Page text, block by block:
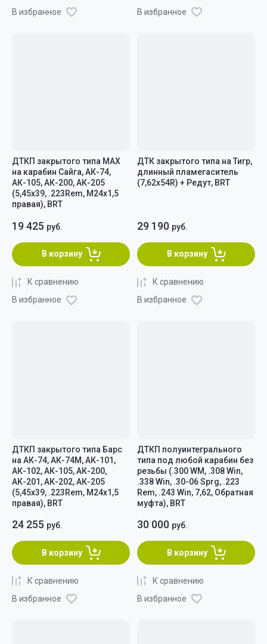
В избранное В избранное
ДТКП закрытого типа MAX
на карабин Сайга, АК-74,
АК-105, АК-200, АК-205
(5,45x39, .223Rem, M24x1,5
правая), BRT
19 425 руб.
В корзину
К сравнению
В избранное
ДТК закрытого типа на Тигр,
длинный пламегаситель
(7,62x54R) + Редут, BRT
29 190 руб.
В корзину
К сравнению
В избранное
ДТКП закрытого типа Барс
на АК-74, АК-74М, АК-101,
АК-102, АК-105, АК-200,
АК-201, АК-202, АК-205
(5,45x39, .223Rem, M24x1,5
правая), BRT
24 255 руб.
В корзину
К сравнению
В избранное
ДТКП полуинтегрального
типа под любой карабин без
резьбы (.300 WM, .308 Win,
.338 Win, .30-06 Sprg, .223
Rem, .243 Win, 7,62, Обратная
муфта), BRT
30 000 руб.
В корзину
К сравнению
В избранное